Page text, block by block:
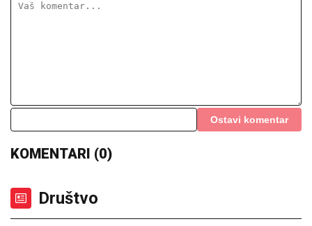
Ostavi komentar
KOMENTARI (0)
Društvo